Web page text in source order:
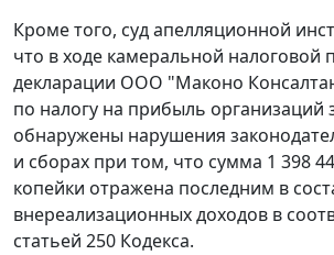
Кроме того, суд апелляционной
что в ходе камеральной налоговой
декларации ООО "Маконо
по налогу на прибыль организаций
обнаружены нарушения
и сборах при том, что сумма 1 398
копейки отражена последним в
внереализационных доходов в
статьей 250 Кодекса.